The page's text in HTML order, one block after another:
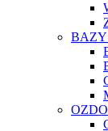
BAZY